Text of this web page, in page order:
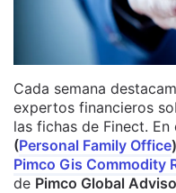
Cada semana
expertos financieros
las fichas de Finect. En
(Personal Family Office)
Pimco Gis Commodity
de Pimco Global